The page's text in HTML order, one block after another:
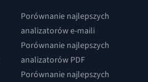
Porównanie najlepszych
analizatorów e-maili
Porównanie najlepszych
analizatorów PDF
Porównanie najlepszych